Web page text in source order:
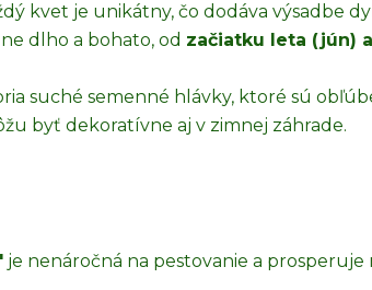
kvet je unikátny, čo dodáva výsadbe
dlho a bohato, od začiatku leta (jún)
suché semenné hlávky, ktoré sú
byť dekoratívne aj v zimnej záhrade.
je nenáročná na pestovanie a prosperuje